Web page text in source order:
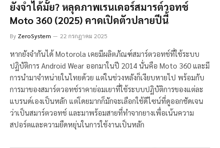
ยังจำได้มั้ย? หลุดภาพเรนเดอร์สมารต์วอทช์
Moto 360 (2025) คาดเปิดตัวปลายปีนี้
By ZeroSystem 22 กรกฎาคม 2025
หากยังจำกันได้ Motorola เคยมีผลิตภัณฑ์สมาร์ตวอทช์ที่ใช้ระบบ
ปฏิบัติการ Android Wear ออกมาในปี 2014 นั่นคือ Moto 360 และมี
การนำมาจำหน่ายในไทยด้วย แต่ในช่วงหลังก็เงียบหายไป พร้อมกับ
การมาของสมาร์ตวอทช์ราคาย่อมเยาที่ใช้ระบบปฏิบัติการของแต่ละ
แบรนด์เองเป็นหลัก แต่โดยมากก็มักจะเลือกใช้ดีไซน์ที่ดูออกชัดเจน
ว่าเป็นสมาร์ตวอทช์ และมาพร้อมสายที่ทำจากยางเพื่อเน้นความ
สปอร์ตและความยืดหยุ่นในการใช้งานเป็นหลัก